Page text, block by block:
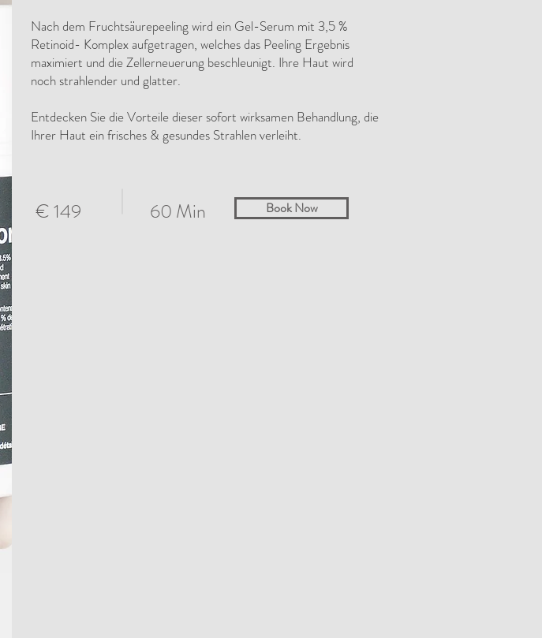
Nach dem Fruchtsäurepeeling wird ein Gel-Serum mit 3,5 %
Retinoid- Komplex aufgetragen, welches das Peeling Ergebnis
maximiert und die Zellerneuerung beschleunigt. Ihre Haut wird
noch strahlender und glatter.
Entdecken Sie die Vorteile dieser sofort wirksamen Behandlung, die
Ihrer Haut ein frisches & gesundes Strahlen verleiht.
€ 149 Book Now
60 Min